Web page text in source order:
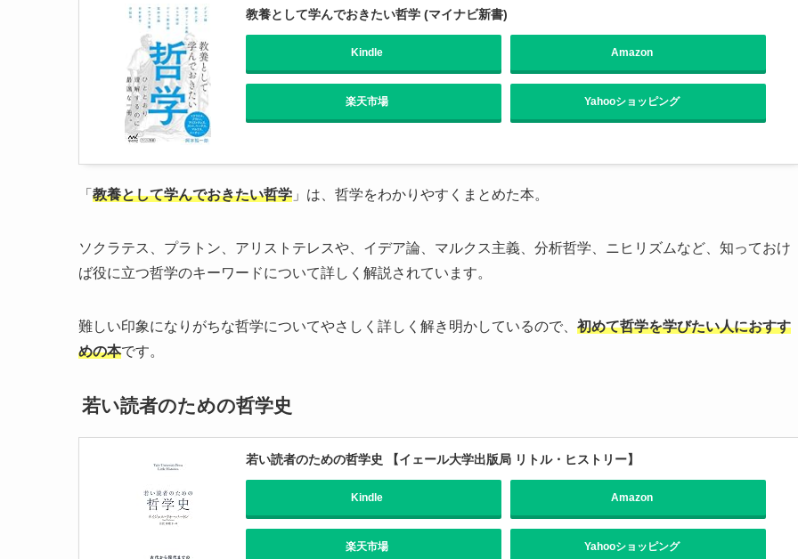
教養として学んでおきたい哲学 (マイナビ新書)
Kindle Amazon
楽天市場 Yahooショッピング
「 教養として学んでおきたい哲学 」は、哲学をわかりやすくまとめた本。
ソクラテス、プラトン、アリストテレスや、イデア論、マルクス主義、分析哲学、ニヒリズムなど、知っておけ
ば役に立つ哲学のキーワードについて詳しく解説されています。
難しい印象になりがちな哲学についてやさしく詳しく解き明かしているので、 初めて哲学を学びたい人におすす
めの本です。
若い読者のための哲学史
若い読者のための哲学史 【イェール大学出版局 リトル・ヒストリー】
Kindle Amazon
楽天市場 Yahooショッピング